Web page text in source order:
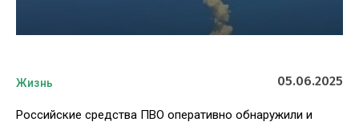
Жизнь 05.06.2025
Российские средства ПВО оперативно обнаружили и